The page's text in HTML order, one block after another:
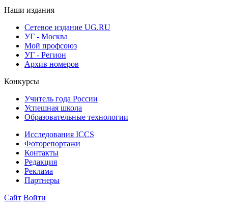
Наши издания
Сетевое издание UG.RU
УГ - Москва
Мой профсоюз
УГ - Регион
Архив номеров
Конкурсы
Учитель года России
Успешная школа
Образовательные технологии
Исследования ICCS
Фоторепортажи
Контакты
Редакция
Реклама
Партнеры
Сайт Войти